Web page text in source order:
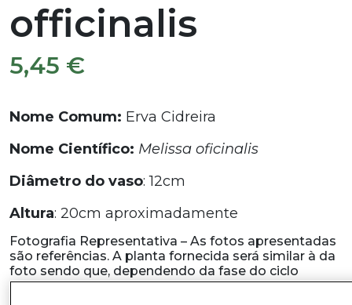
officinalis
5,45 €
Nome Comum: Erva Cidreira
Nome Científico: Melissa oficinalis
Diâmetro do vaso: 12cm
Altura: 20cm aproximadamente
Fotografia Representativa – As fotos apresentadas
são referências. A planta fornecida será similar à da
foto sendo que, dependendo da fase do ciclo
vegetativo em que se encontra poderá variar na